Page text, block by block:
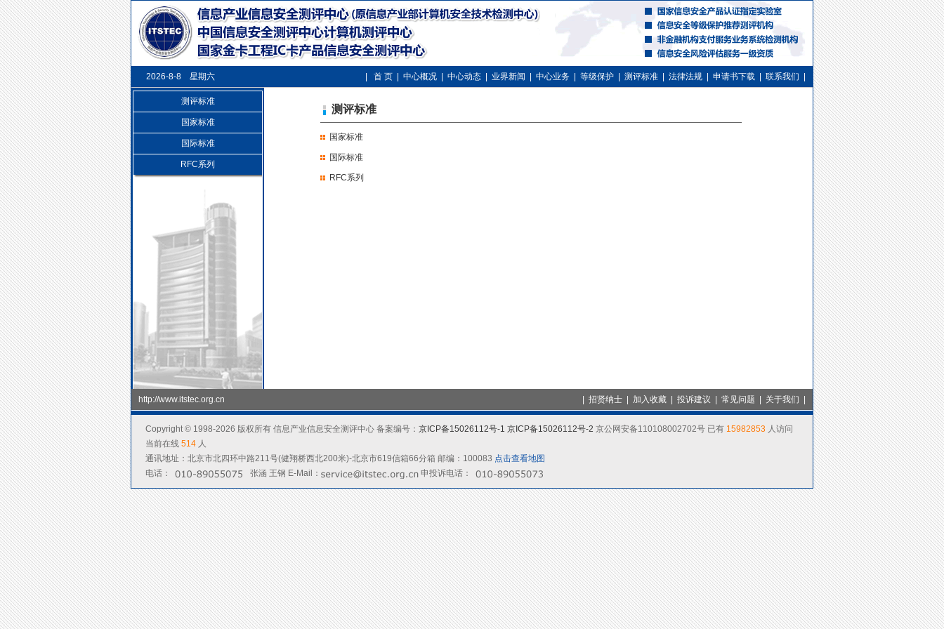
2026-8-8 星期六 首 页 中心概况 中心动态 业界新闻 中心业务 等级保护 测评标准 法律法规 申请书下载 联系我们
测评标准
国家标准
国际标准
RFC系列
http://www.itstec.org.cn 招贤纳士 加入收藏 | 投诉建议 | 常见问题 | 关于我们
Copyright © 1998-2026 版权所有 信息产业信息安全测评中心 备案编号： 京ICP备15026112号-1 京ICP备15026112号-2 京公网安备110108002702号 已有 15982853 人访问
当前在线 514 人
通讯地址：北京市北四环中路211号(健翔桥西北200米)-北京市619信箱66分箱 邮编：100083 点击查看地图
电话：
张涵 王钢 E-Mail： 申投诉电话：